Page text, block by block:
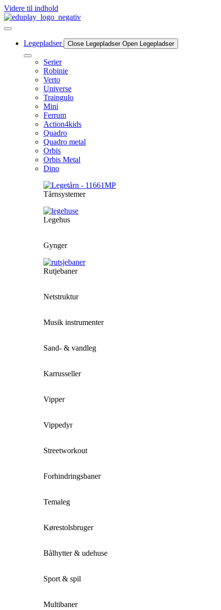
Videre til indhold
Legepladser Close Legepladser Open Legepladser
Serier
Robinie
Verto
Universe
Traingulo
Mini
Ferrum
Action4kids
Quadro
Quadro metal
Orbis
Orbis Metal
Dino
Tårnsystemer
Legehus
Gynger
Rutjebaner
Netstruktur
Musik instrumenter
Sand- & vandleg
Karrusseller
Vipper
Vippedyr
Streetworkout
Forhindringsbaner
Temaleg
Kørestolsbruger
Bålhytter & udehuse
Sport & spil
Multibaner